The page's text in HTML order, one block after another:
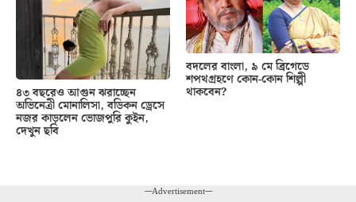
৪৩ বছরেও আগুন ঝরাচ্ছেন
অভিনেত্রী মোনালিসা, বডিকন ড্রেসে
নজর কাড়লেন ভোজপুরি কুইন,
দেখুন ছবি
বদলের বাংলা, ৯ মে ব্রিগেডে
শপথগ্রহণে কোন-কোন শিল্পী
থাকবেন?
---Advertisement---